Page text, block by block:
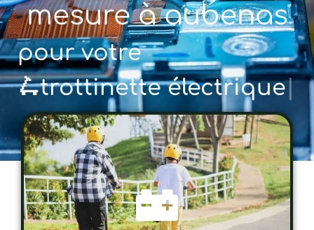
mesure à aubenas
pour votre🚲 vélo